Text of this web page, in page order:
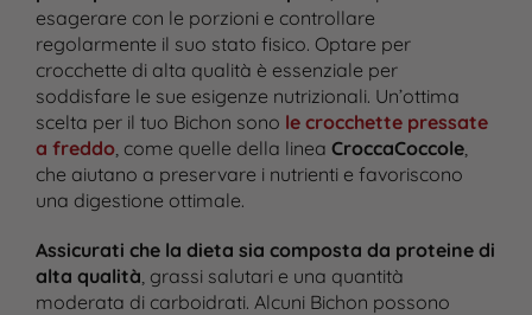
esagerare con le porzioni e controllare
regolarmente il suo stato fisico​. Optare per
crocchette di alta qualità è essenziale per
soddisfare le sue esigenze nutrizionali. Un’ottima
scelta per il tuo Bichon sono le crocchette pressate
a freddo, come quelle della linea CroccaCoccole,
che aiutano a preservare i nutrienti e favoriscono
una digestione ottimale.
Assicurati che la dieta sia composta da proteine di
alta qualità, grassi salutari e una quantità
moderata di carboidrati. Alcuni Bichon possono